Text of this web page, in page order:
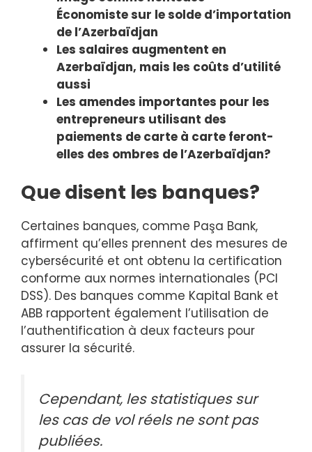
Économiste sur le solde d’importation
de l’Azerbaïdjan
Les salaires augmentent en
Azerbaïdjan, mais les coûts d’utilité
aussi
Les amendes importantes pour les
entrepreneurs utilisant des
paiements de carte à carte feront-
elles des ombres de l’Azerbaïdjan?
Que disent les banques?
Certaines banques, comme Paşa Bank,
affirment qu’elles prennent des mesures de
cybersécurité et ont obtenu la certification
conforme aux normes internationales (PCI
DSS). Des banques comme Kapital Bank et
ABB rapportent également l’utilisation de
l’authentification à deux facteurs pour
assurer la sécurité.
Cependant, les statistiques sur
les cas de vol réels ne sont pas
publiées.